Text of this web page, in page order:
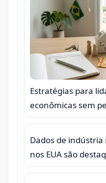
Estratégias para
econômicas sem
Dados de
nos EUA são